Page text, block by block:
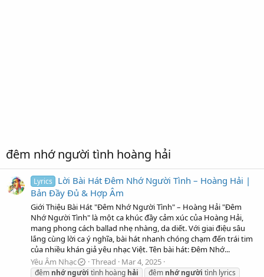
đêm nhớ người tình hoàng hải
Lyrics
Lời Bài Hát Đêm Nhớ Người Tình – Hoàng Hải |
Bản Đầy Đủ & Hợp Âm
Giới Thiệu Bài Hát "Đêm Nhớ Người Tình" – Hoàng Hải "Đêm
Nhớ Người Tình" là một ca khúc đầy cảm xúc của Hoàng Hải,
mang phong cách ballad nhẹ nhàng, da diết. Với giai điệu sâu
lắng cùng lời ca ý nghĩa, bài hát nhanh chóng chạm đến trái tim
của nhiều khán giả yêu nhạc Việt. Tên bài hát: Đêm Nhớ...
Yêu Âm Nhạc
Thread Mar 4, 2025
đêm nhớ người tình hoàng hải đêm nhớ người tình lyrics